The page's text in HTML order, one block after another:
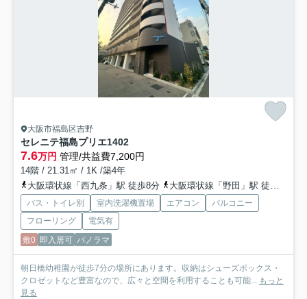
大阪市福島区吉野
セレニテ福島プリエ1402
7.6万円 管理/共益費7,200円
14階 / 21.31㎡ / 1K /築4年
大阪環状線「西九条」駅 徒歩8分
大阪環状線「野田」駅 徒歩13分
バス・トイレ別 室内洗濯機置場 エアコン
バルコニー
フローリング
電気有
敷0 即入居可 パノラマ
朝日橋幼稚園が徒歩7分の場所にあります。収納はシューズボックス・
クロゼットなど豊富なので、広々と空間を利用することも可能... もっと
見る